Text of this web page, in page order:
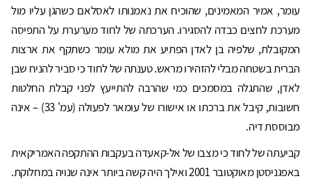
עומר, אמיר המאמינים, שהוכיח את נאמנותו לאסלאם כשהגן עליו מול
מערכת לחצים כבדה להסגירו. הערכתה של לחוד מערערת על התפיסה
המקובלת, שלפיה בן לאדן הפתיע את מולא עומר כשתקף את ארצות
הברית בשטחה מבלי להזהירו מראש. טענתה של לחוד כי סביר להניח שבן
לאדן, שהתגלה במסמכים כמי שהרבה להתייעץ לפני קבלת החלטות
חשובות, קיבל את ברכתו או אישורו של עומאר לפעולה (עמ' 33) – אינה
מבוססת דיה.
קביעתה של לחוד כי מצבו של אל-קאעדה בעקבות ההתקפה האמריקאית
באפגניסטן מאוקטובר 2001 ואילך היה קשה ביותר אינה שנויה במחלוקת.